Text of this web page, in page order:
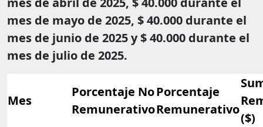
mes de mayo de 2025, $ 40.000 durante el
mes de junio de 2025 y $ 40.000 durante el
mes de julio de 2025.
Mes
Porcentaje No
Remunerativo
Porcentaje
Remunerativo
($)